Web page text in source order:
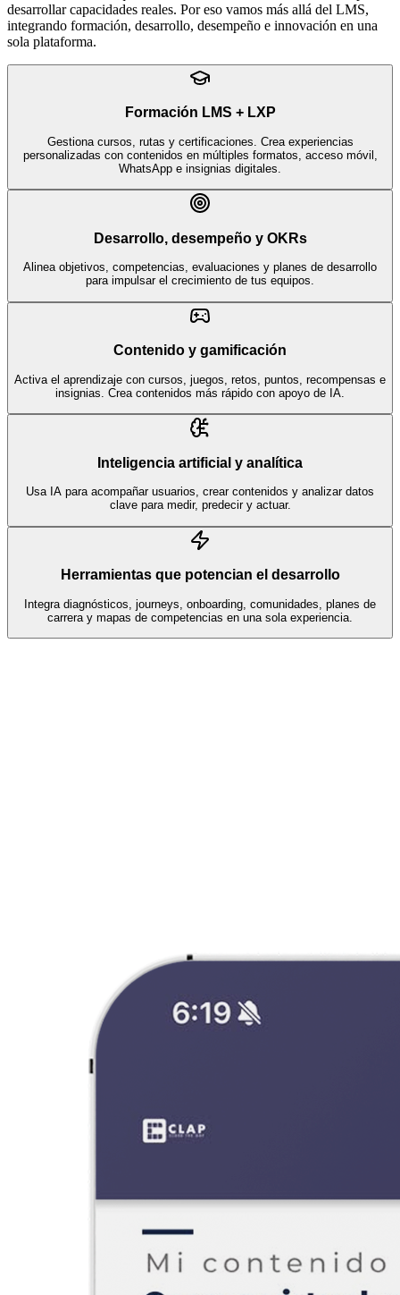
desarrollar capacidades reales. Por eso vamos más allá del LMS,
integrando formación, desarrollo, desempeño e innovación en una
sola plataforma.
Formación LMS + LXP
Gestiona cursos, rutas y certificaciones. Crea experiencias
personalizadas con contenidos en múltiples formatos, acceso móvil,
WhatsApp e insignias digitales.
Desarrollo, desempeño y OKRs
Alinea objetivos, competencias, evaluaciones y planes de desarrollo
para impulsar el crecimiento de tus equipos.
Contenido y gamificación
Activa el aprendizaje con cursos, juegos, retos, puntos, recompensas e
insignias. Crea contenidos más rápido con apoyo de IA.
Inteligencia artificial y analítica
Usa IA para acompañar usuarios, crear contenidos y analizar datos
clave para medir, predecir y actuar.
Herramientas que potencian el desarrollo
Integra diagnósticos, journeys, onboarding, comunidades, planes de
carrera y mapas de competencias en una sola experiencia.